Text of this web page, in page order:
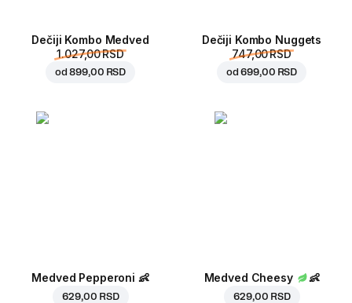
Dečiji Kombo Medved
1.027,00 RSD
od899,00 RSD
Dečiji Kombo Nuggets
747,00 RSD
od699,00 RSD
Medved Pepperoni 👶
629,00 RSD
Medved Cheesy 👶
629,00 RSD